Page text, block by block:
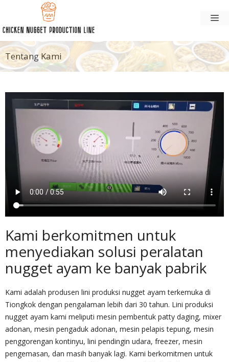
konten
Tentang Kami
Kami berkomitmen untuk
menyediakan solusi peralatan
nugget ayam ke banyak pabrik
Kami adalah produsen lini produksi nugget ayam terkemuka di
Tiongkok dengan pengalaman lebih dari 30 tahun. Lini produksi
nugget ayam kami meliputi mesin pembentuk patty daging, mixer
adonan, mesin pengaduk adonan, mesin pelapis tepung, mesin
penggorengan kontinyu, lini pendingin udara, freezer, mesin
pengemasan, dan masih banyak lagi. Kami berkomitmen untuk